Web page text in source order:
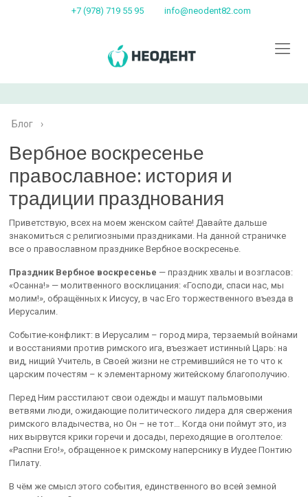
+7 (978) 719 55 95 info@neodent82.com
Блог ›
Вербное воскресенье
православное: история и
традиции празднования
Приветствую, всех на моем женском сайте! Давайте дальше
знакомиться с религиозными праздниками. На данной страничке
все о православном празднике Вербное воскресенье.
Праздник Вербное воскресенье — праздник хвалы и возгласов:
«Осанна!» — молитвенного восклицания: «Господи, спаси нас, мы
молим!», обращённых к Иисусу, в час Его торжественного въезда в
Иерусалим.
Событие-конфликт: в Иерусалим – город мира, терзаемый войнами
и восстаниями против римского ига, въезжает истинный Царь: на
вид, нищий Учитель, в Своей жизни не стремившийся не то что к
царским почестям – к элементарному житейскому благополучию.
Перед Ним расстилают свои одежды и машут пальмовыми
ветвями люди, ожидающие политического лидера для свержения
римского владычества, но Он – не тот… Когда они поймут это, из
них вырвутся крики горечи и досады, переходящие в оголтелое:
«Распни Его!», обращенное к римскому наперснику в Иудее Понтию
Пилату.
В чём же смысл этого события, единственного во всей земной